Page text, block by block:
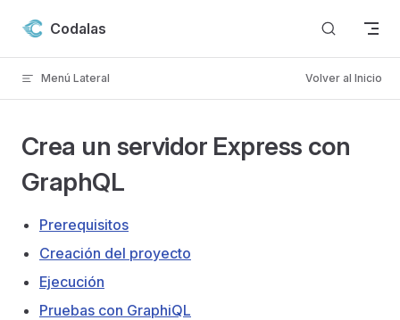
Skip to content
Codalas
Menú Lateral Volver al Inicio
Crea un servidor Express con
GraphQL
Prerequisitos
Creación del proyecto
Ejecución
Pruebas con GraphiQL